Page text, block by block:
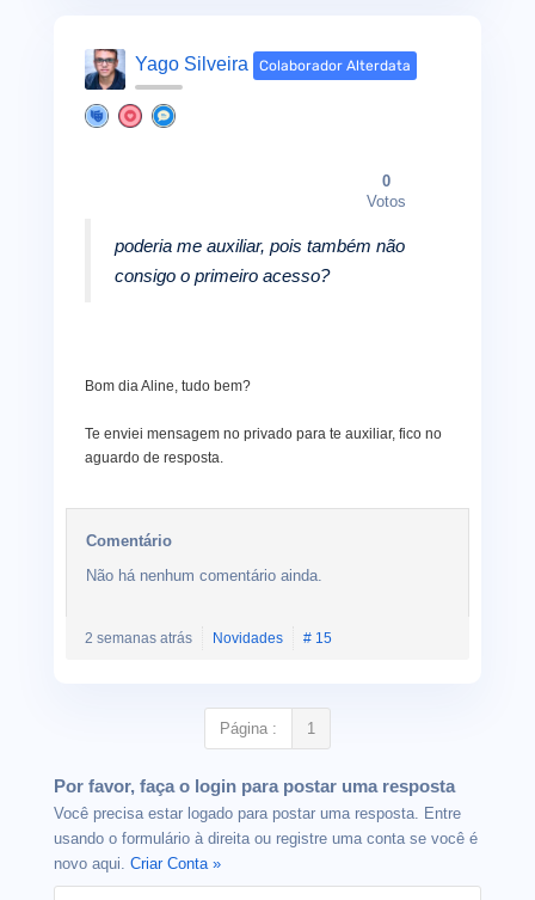
Yago Silveira Colaborador Alterdata
0
Votos
poderia me auxiliar, pois também não
consigo o primeiro acesso?
Bom dia Aline, tudo bem?
Te enviei mensagem no privado para te auxiliar, fico no
aguardo de resposta.
Comentário
Não há nenhum comentário ainda.
2 semanas atrás Novidades # 15
Página : 1
Por favor, faça o login para postar uma resposta
Você precisa estar logado para postar uma resposta. Entre
usando o formulário à direita ou registre uma conta se você é
novo aqui. Criar Conta »